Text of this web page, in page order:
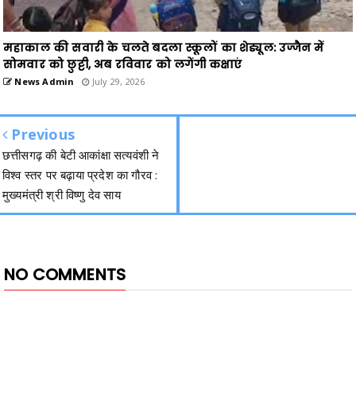
महाकाल की सवारी के चलते बदला स्कूलों का शेड्यूल: उज्जैन में
सोमवार को छुट्टी, अब रविवार को लगेंगी कक्षाएं
News Admin July 29, 2026
Previous
छत्तीसगढ़ की बेटी आकांक्षा सत्यवंशी ने
विश्व स्तर पर बढ़ाया प्रदेश का गौरव :
मुख्यमंत्री श्री विष्णु देव साय
NO COMMENTS